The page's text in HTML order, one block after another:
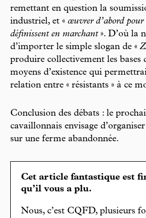
remettant en question la
industriel, et « œuvrer d’abord
définissent en marchant». D’où la
d’importer le simple slogan de «
produire collectivement les bases
moyens d’existence qui
relation entre « résistants » à ce
Conclusion des débats : le
cavaillonnais envisage
sur une ferme abandonnée.
Cet article fantastique est
qu’il vous a plu.
Nous, c’est CQFD, plusieurs